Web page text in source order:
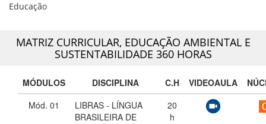
Educação
MATRIZ CURRICULAR, EDUCAÇÃO AMBIENTAL E
SUSTENTABILIDADE 360 HORAS
MÓDULOS DISCIPLINA C.H VIDEOAULA
Mód. 01
LIBRAS - LÍNGUA
BRASILEIRA DE
20
h